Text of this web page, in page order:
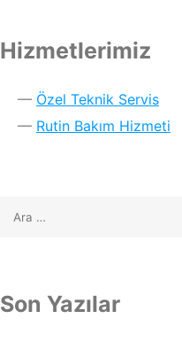
Hizmetlerimiz
Özel Teknik Servis
Rutin Bakım Hizmeti
Son Yazılar